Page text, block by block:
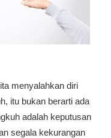
menyalahkan diri
itu bukan berarti ada
adalah keputusan
segala kekurangan